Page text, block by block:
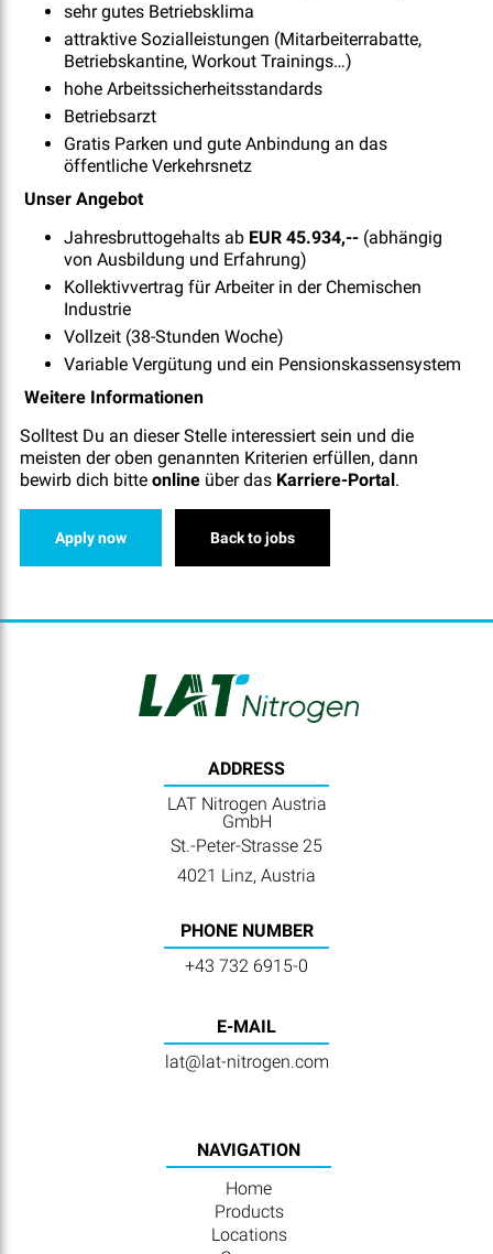
sehr gutes Betriebsklima
attraktive Sozialleistungen (Mitarbeiterrabatte,
Betriebskantine, Workout Trainings…)
hohe Arbeitssicherheitsstandards
Betriebsarzt
Gratis Parken und gute Anbindung an das
öffentliche Verkehrsnetz
Unser Angebot
Jahresbruttogehalts ab EUR 45.934,-- (abhängig
von Ausbildung und Erfahrung)
Kollektivvertrag für Arbeiter in der Chemischen
Industrie
Vollzeit (38-Stunden Woche)
Variable Vergütung und ein Pensionskassensystem
Weitere Informationen
Solltest Du an dieser Stelle interessiert sein und die
meisten der oben genannten Kriterien erfüllen, dann
bewirb dich bitte onlineüber das Karriere-Portal.
Apply now Back to jobs
ADDRESS
LAT Nitrogen Austria
GmbH
St.-Peter-Strasse 25
4021 Linz, Austria
PHONE NUMBER
+43 732 6915-0
E-MAIL
lat@lat-nitrogen.com
NAVIGATION
Home
Products
Locations